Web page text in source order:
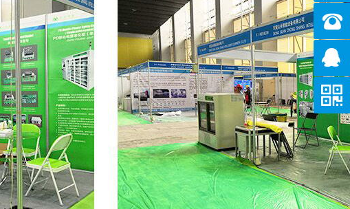
软件更新下载中心
常见问答